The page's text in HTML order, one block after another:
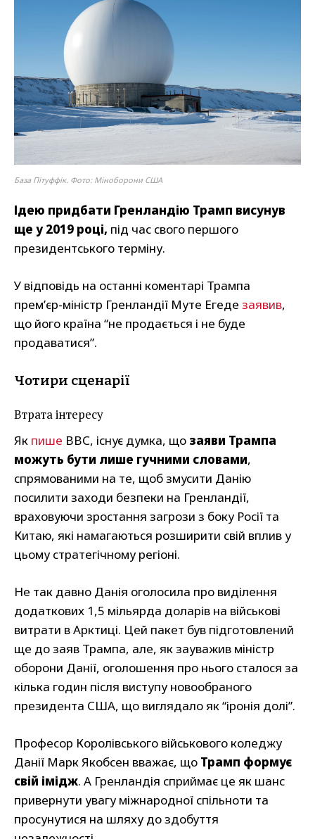
База Пітуффік. Фото: Міноборони США
Ідею придбати Гренландію Трамп висунув
ще у 2019 році, під час свого першого
президентського терміну.
У відповідь на останні коментарі Трампа
прем’єр-міністр Гренландії Муте Егеде заявив,
що його країна “не продається і не буде
продаватися”.
Чотири сценарії
Втрата інтересу
Як пише ВВС, існує думка, що заяви Трампа
можуть бути лише гучними словами,
спрямованими на те, щоб змусити Данію
посилити заходи безпеки на Гренландії,
враховуючи зростання загрози з боку Росії та
Китаю, які намагаються розширити свій вплив у
цьому стратегічному регіоні.
Не так давно Данія оголосила про виділення
додаткових 1,5 мільярда доларів на військові
витрати в Арктиці. Цей пакет був підготовлений
ще до заяв Трампа, але, як зауважив міністр
оборони Данії, оголошення про нього сталося за
кілька годин після виступу новообраного
президента США, що виглядало як “іронія долі”.
Професор Королівського військового коледжу
Данії Марк Якобсен вважає, що Трамп формує
свій імідж. А Гренландія сприймає це як шанс
привернути увагу міжнародної спільноти та
просунутися на шляху до здобуття